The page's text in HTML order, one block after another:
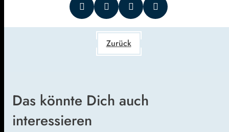
Zurück
Das könnte Dich auch
interessieren